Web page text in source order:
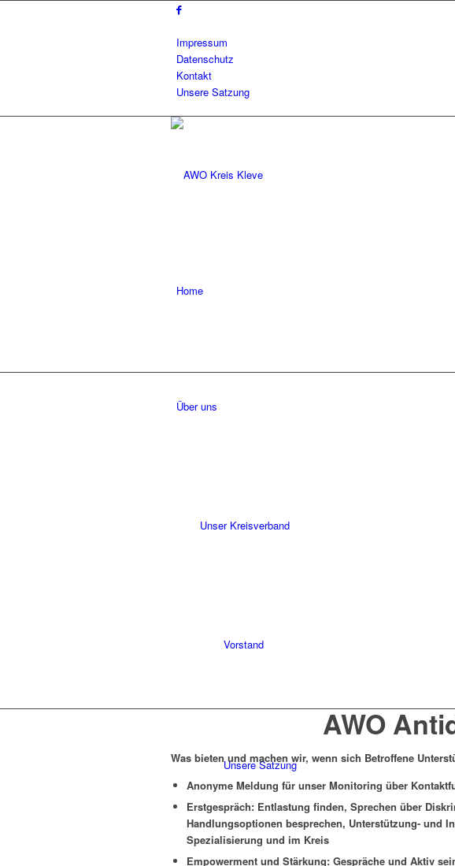
Impressum
Datenschutz
Kontakt
Unsere Satzung
Home
Über uns
Unser Kreisverband
Vorstand
Unsere Satzung
AWO
Was bieten und machen wir, wenn sich Betroffene
Anonyme Meldung für unser Monitoring über
Erstgespräch: Entlastung finden, Sprechen über
Handlungsoptionen besprechen, Unterstützung- und
Spezialisierung und im Kreis
Empowerment und Stärkung: Gespräche und Aktiv